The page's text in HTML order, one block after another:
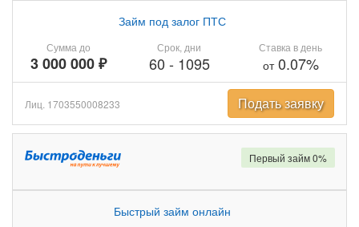
Сумма до
3 000 000 ₽
Займ под залог ПТС
Срок, дни
60 - 1095
Ставка в день
от0.07%
Лиц. 1703550008233 Подать заявку
Быстрый займ онлайн
Первый займ 0%